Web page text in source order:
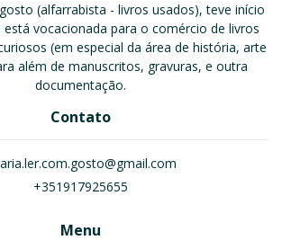
(alfarrabista - livros usados), teve início
está vocacionada para o comércio de livros
(em especial da área de história, arte
além de manuscritos, gravuras, e outra
documentação.
Contato
+351917925655
Menu